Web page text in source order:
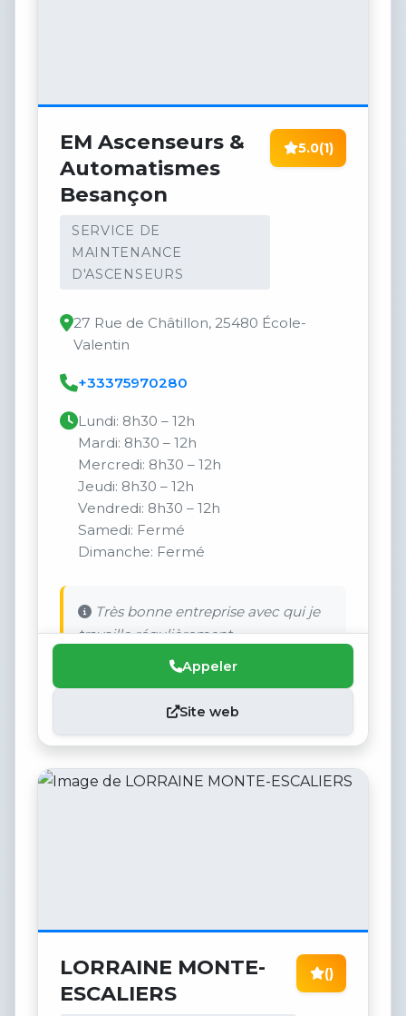
EM Ascenseurs &
Automatismes
Besançon
SERVICE DE
MAINTENANCE
D'ASCENSEURS
5.0(1)
27 Rue de Châtillon, 25480 École-
Valentin
+33375970280
Lundi: 8h30 – 12h
Mardi: 8h30 – 12h
Mercredi: 8h30 – 12h
Jeudi: 8h30 – 12h
Vendredi: 8h30 – 12h
Samedi: Fermé
Dimanche: Fermé
Très bonne entreprise avec qui je
travaille régulièrement.
Appeler
Site web
LORRAINE MONTE-
ESCALIERS
()